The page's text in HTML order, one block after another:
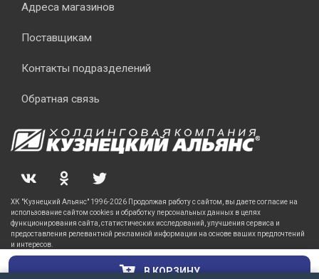
В КОРЗИНУ
Адреса магазинов
Поставщикам
Контакты подразделений
Обратная связь
ХК "Кузнецкий Альянс" 1996-2026 Продолжая работу с сайтом, вы даете согласие на
использование сайтом cookies и обработку персональных данных в целях
функционирования сайта, статистических исследований, улучшения сервиса и
предоставления релевантной рекламной информации на основе ваших предпочтений
и интересов.